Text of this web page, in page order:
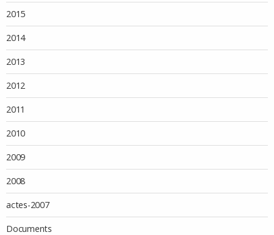
2015
2014
2013
2012
2011
2010
2009
2008
actes-2007
Documents